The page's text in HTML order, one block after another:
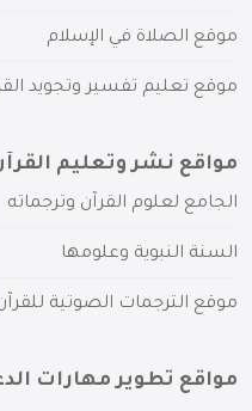
موقع الصلاة في الإسلام
موقع تعليم تفسير وتجويد
مواقع نشر وتعليم
الجامع لعلوم القرآن وترجماته
السنة النبوية وعلومها
موقع الترجمات الصوتية
مواقع تطوير مهارات